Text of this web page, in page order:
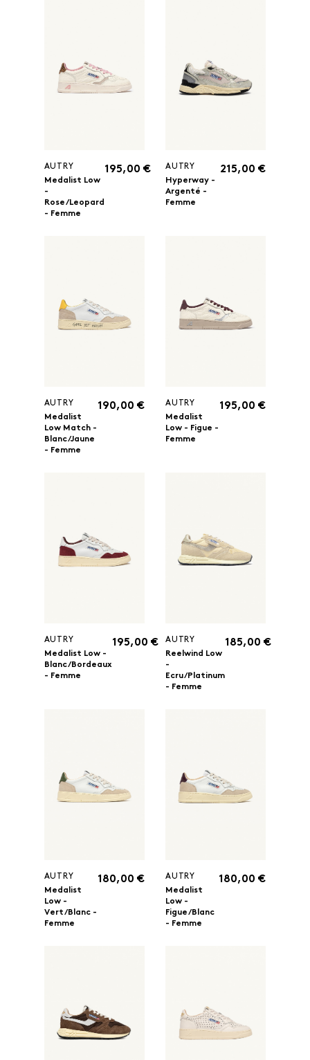
AUTRY
Medalist Low
-
Rose/Leopard
- Femme
195,00 €
AUTRY
Hyperway -
Argenté -
Femme
215,00 €
AUTRY
Medalist
Low Match -
Blanc/Jaune
- Femme
190,00 €
AUTRY
Medalist
Low - Figue -
Femme
195,00 €
AUTRY
Medalist Low -
Blanc/Bordeaux
- Femme
195,00 €
AUTRY
Reelwind Low
-
Ecru/Platinum
- Femme
185,00 €
AUTRY
Medalist
Low -
Vert/Blanc -
Femme
180,00 €
AUTRY
Medalist
Low -
Figue/Blanc
- Femme
180,00 €